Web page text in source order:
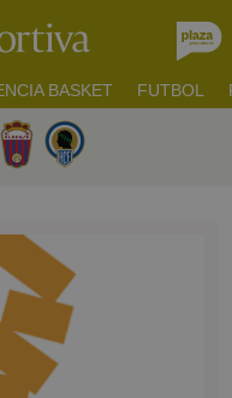
BASKET FUTBOL